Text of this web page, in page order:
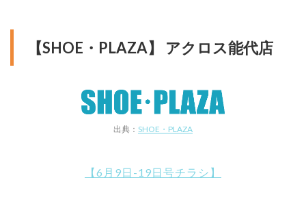
【SHOE・PLAZA】 アクロス能代店
出典： SHOE・PLAZA
【6月9日-19日号チラシ】